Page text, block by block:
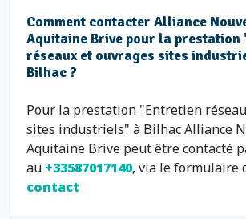
Comment contacter Alliance
Aquitaine Brive pour la prestation
réseaux et ouvrages sites
Bilhac ?
Pour la prestation "Entretien
sites industriels" à Bilhac Alliance
Aquitaine Brive peut être contacté
au +33587017140, via le formulaire
contact